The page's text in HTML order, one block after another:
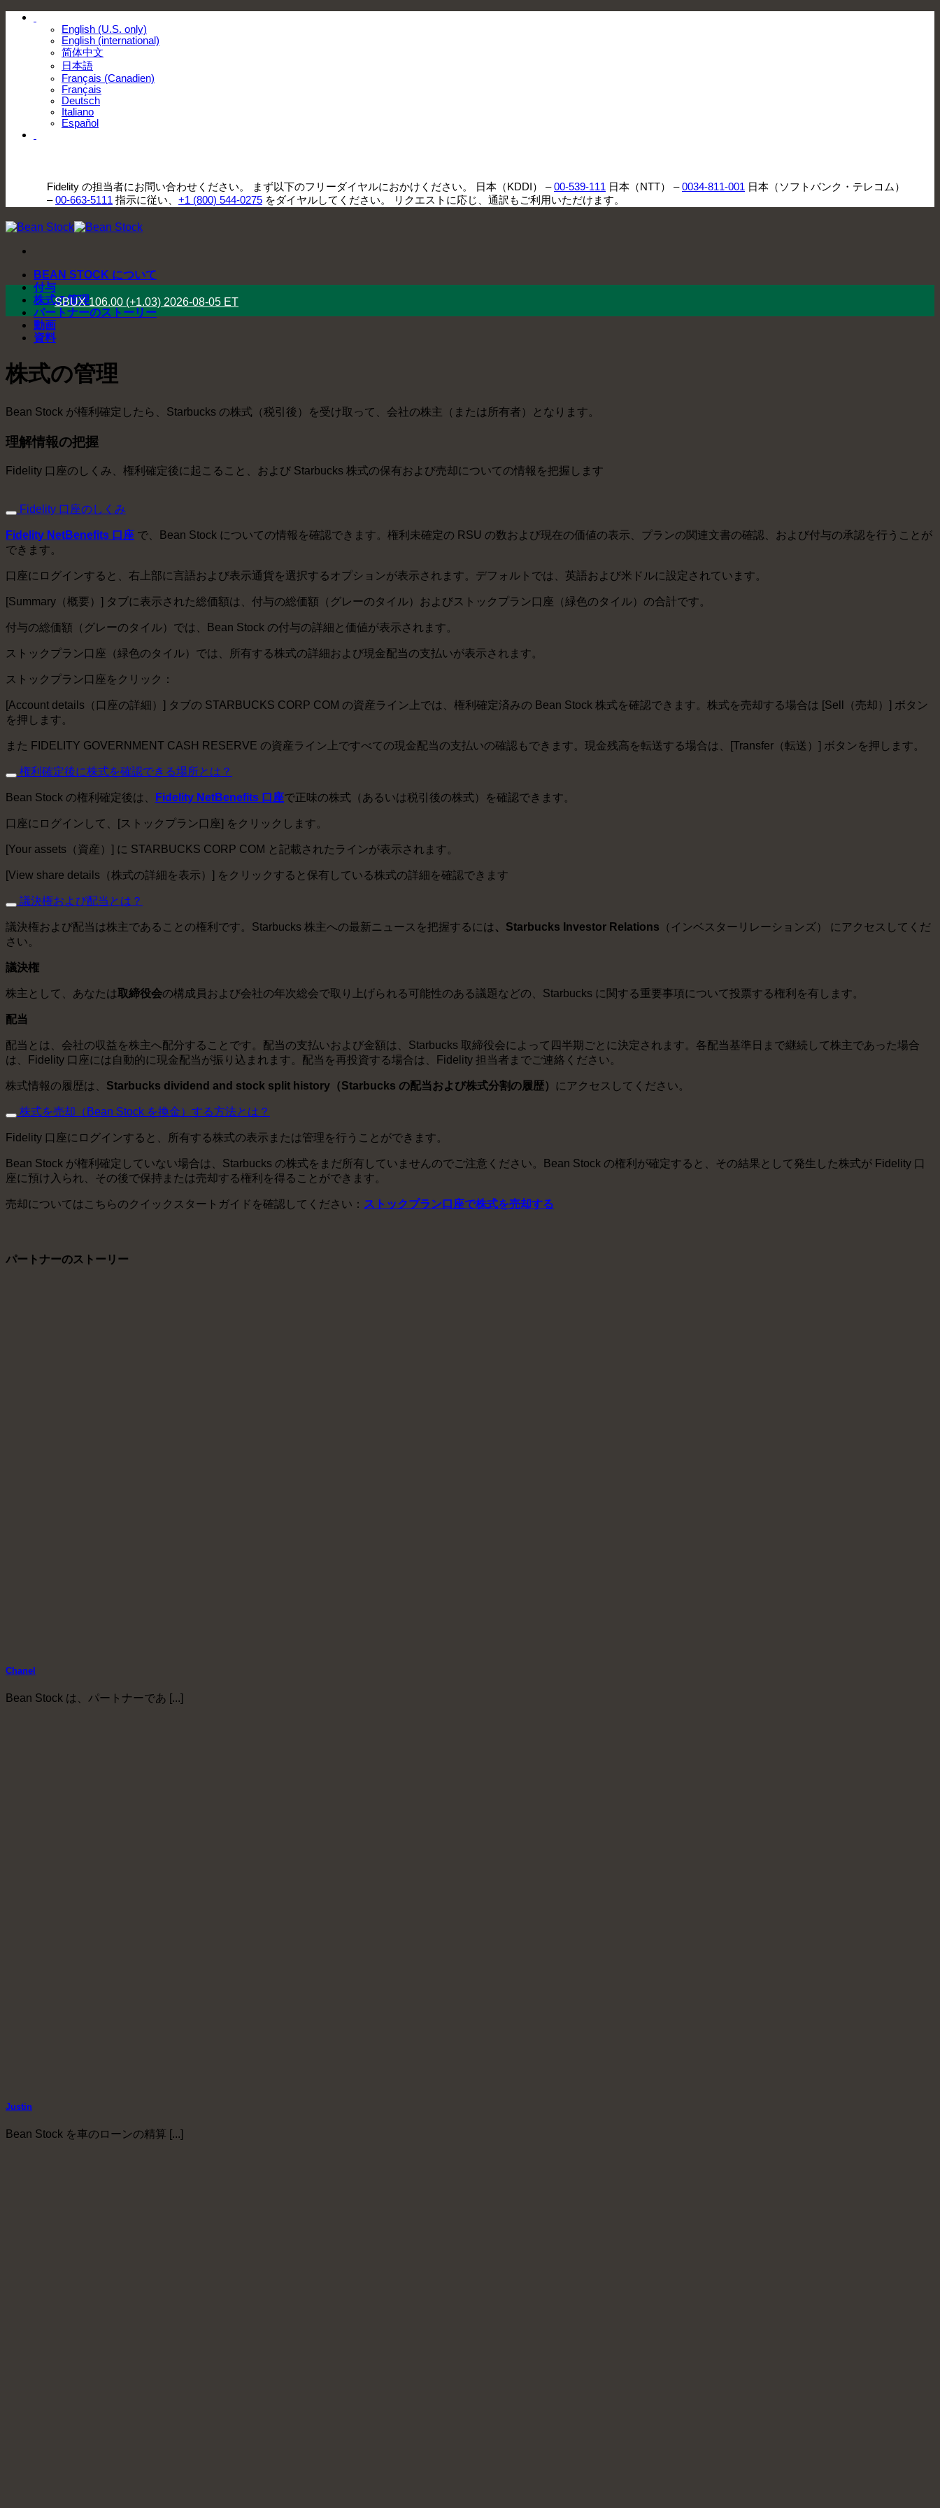
Skip
English (U.S. only)
English (international)
简体中文
日本語
Français (Canadien)
Français
Deutsch
Italiano
Español
Fidelity の担当者にお問い合わせください。 まず以下のフリーダイヤルにおかけください。 日本（KDDI） –00-539-111 日本（NTT） –0034-811-001 日本（ソフトバンク・テレコム）
–00-663-5111 指示に従い、 +1 (800) 544-0275 をダイヤルしてください。 リクエストに応じ、通訳もご利用いただけます。
BEAN STOCK について
付与
株式の管理
パートナーのストーリー
動画
資料
SBUX 106.00 (+1.03) 2026-08-05 ET
株式の管理
Bean Stock が権利確定したら、Starbucks の株式（税引後）を受け取って、会社の株主（または所有者）となります。
理解情報の把握
Fidelity 口座のしくみ、権利確定後に起こること、および Starbucks 株式の保有および売却についての情報を把握します
Fidelity 口座のしくみ
Fidelity NetBenefits 口座 で、Bean Stock についての情報を確認できます。権利未確定の RSU の数および現在の価値の表示、プランの関連文書の確認、および付与の承認を行うことが
できます。
口座にログインすると、右上部に言語および表示通貨を選択するオプションが表示されます。デフォルトでは、英語および米ドルに設定されています。
[Summary（概要）] タブに表示された総価額は、付与の総価額（グレーのタイル）およびストックプラン口座（緑色のタイル）の合計です。
付与の総価額（グレーのタイル）では、Bean Stock の付与の詳細と価値が表示されます。
ストックプラン口座（緑色のタイル）では、所有する株式の詳細および現金配当の支払いが表示されます。
ストックプラン口座をクリック：
[Account details（口座の詳細）] タブの STARBUCKS CORP COM の資産ライン上では、権利確定済みの Bean Stock 株式を確認できます。株式を売却する場合は [Sell（売却）] ボタン
を押します。
また FIDELITY GOVERNMENT CASH RESERVE の資産ライン上ですべての現金配当の支払いの確認もできます。現金残高を転送する場合は、[Transfer（転送）] ボタンを押します。
権利確定後に株式を確認できる場所とは？
Bean Stock の権利確定後は、 Fidelity NetBenefits 口座で正味の株式（あるいは税引後の株式）を確認できます。
口座にログインして、[ストックプラン口座] をクリックします。
[Your assets（資産）] に STARBUCKS CORP COM と記載されたラインが表示されます。
[View share details（株式の詳細を表示）] をクリックすると保有している株式の詳細を確認できます
議決権および配当とは？
議決権および配当は株主であることの権利です。Starbucks 株主への最新ニュースを把握するには 、Starbucks Investor Relations （インベスターリレーションズ） にアクセスしてくだ
さい。
議決権
株主として、あなたは取締役会の構成員および会社の年次総会で取り上げられる可能性のある議題などの、Starbucks に関する重要事項について投票する権利を有します。
配当
配当とは、会社の収益を株主へ配分することです。配当の支払いおよび金額は、Starbucks 取締役会によって四半期ごとに決定されます。各配当基準日まで継続して株主であった場合
は、Fidelity 口座には自動的に現金配当が振り込まれます。配当を再投資する場合は、Fidelity 担当者までご連絡ください。
株式情報の履歴は、 Starbucks dividend and stock split history（Starbucks の配当および株式分割の履歴） にアクセスしてください。
株式を売却（Bean Stock を換金）する方法とは？
Fidelity 口座にログインすると、所有する株式の表示または管理を行うことができます。
Bean Stock が権利確定していない場合は、Starbucks の株式をまだ所有していませんのでご注意ください。Bean Stock の権利が確定すると、その結果として発生した株式が Fidelity 口
座に預け入られ、その後で保持または売却する権利を得ることができます。
売却についてはこちらのクイックスタートガイドを確認してください： ストックプラン口座で株式を売却する
パートナーのストーリー
Chanel
Bean Stock は、パートナーであ [...]
Justin
Bean Stock を車のローンの精算 [...]